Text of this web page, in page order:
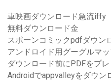
車映画ダウンロード急流iffy
無料ダウンロード金
スポーンコミックpdfダウン
アンドロイド用グーグルマ
ダウンロード前にPDFをプ
Androidでappvalleyをダウン